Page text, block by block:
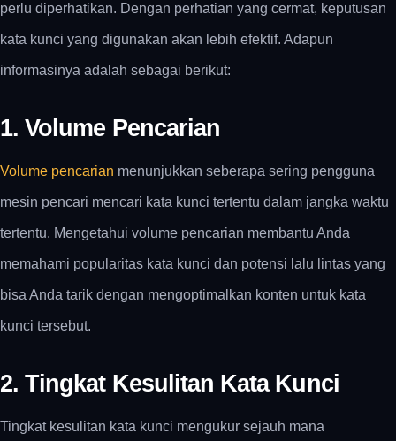
perlu diperhatikan. Dengan perhatian yang cermat, keputusan
kata kunci yang digunakan akan lebih efektif. Adapun
informasinya adalah sebagai berikut:
1. Volume Pencarian
Volume pencarian menunjukkan seberapa sering pengguna
mesin pencari mencari kata kunci tertentu dalam jangka waktu
tertentu. Mengetahui volume pencarian membantu Anda
memahami popularitas kata kunci dan potensi lalu lintas yang
bisa Anda tarik dengan mengoptimalkan konten untuk kata
kunci tersebut.
2. Tingkat Kesulitan Kata Kunci
Tingkat kesulitan kata kunci mengukur sejauh mana